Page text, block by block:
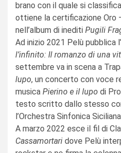
brano con il quale si
ottiene la certificazione Oro
nell’album di inediti Pugili
Ad inizio 2021 Pelù pubblica
l’infinito: Il romanzo di una
settembre va in scena a
lupo, un concerto con voce
musica Pierino e il lupo di
testo scritto dallo stesso
l’Orchestra Sinfonica
A marzo 2022 esce il fil di
Cassamortari dove Pelù